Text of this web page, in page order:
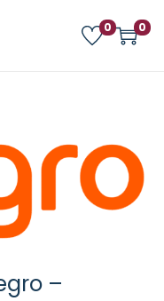
0 0
–